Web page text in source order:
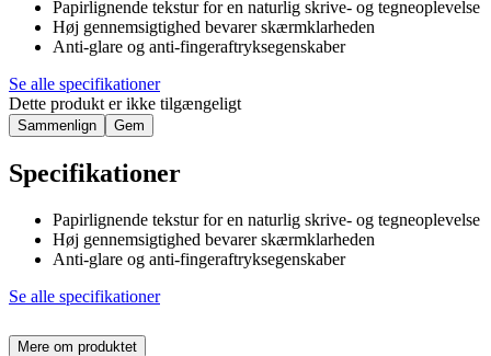
Papirlignende tekstur for en naturlig skrive- og tegneoplevelse
Høj gennemsigtighed bevarer skærmklarheden
Anti-glare og anti-fingeraftryksegenskaber
Se alle specifikationer
Dette produkt er ikke tilgængeligt
Sammenlign Gem
Specifikationer
Papirlignende tekstur for en naturlig skrive- og tegneoplevelse
Høj gennemsigtighed bevarer skærmklarheden
Anti-glare og anti-fingeraftryksegenskaber
Se alle specifikationer
Mere om produktet